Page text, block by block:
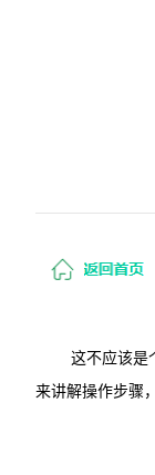
这不应该是
来讲解操作步骤